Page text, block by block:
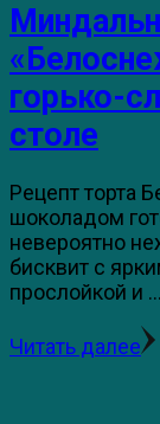
горько-
столе
Рецепт торта
шоколадом
невероятно
бисквит с
прослойкой и …
Читать далее